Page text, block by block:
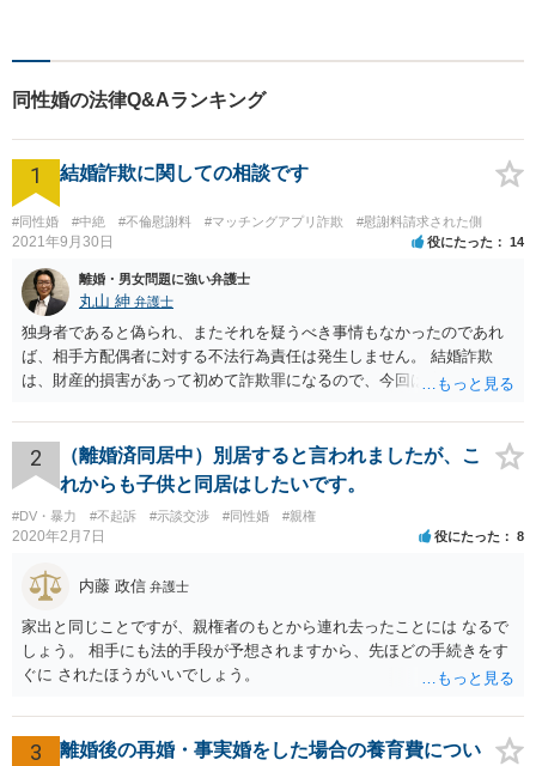
同性婚の法律Q&Aランキング
1 結婚詐欺に関しての相談です
#同性婚 #中絶 #不倫慰謝料 #マッチングアプリ詐欺 #慰謝料請求された側
2021年9月30日 役にたった 14
離婚・男女問題に強い弁護士
丸山 紳 弁護士
独身者であると偽られ、またそれを疑うべき事情もなかったのであれ
ば、相手方配偶者に対する不法行為責任は発生しません。 結婚詐欺
は、財産的損害があって初めて詐欺罪になるので、今回は該当しませ
であることを知っていれば交際しなかったといえる場合に、慰謝料請
求が可能です。 LINEなどで、結婚を当然の前提にした関係だったこと
を立証できる場合は、請求は可能と考えます。
2
（離婚済同居中）別居すると言われましたが、こ
れからも子供と同居はしたいです。
#DV・暴力 #不起訴 #示談交渉 #同性婚 #親権
2020年2月7日 役にたった 8
内藤 政信 弁護士
家出と同じことですが、親権者のもとから連れ去ったことには なるで
しょう。 相手にも法的手段が予想されますから、先ほどの手続きをす
ぐに されたほうがいいでしょう。
3
離婚後の再婚・事実婚をした場合の養育費につい